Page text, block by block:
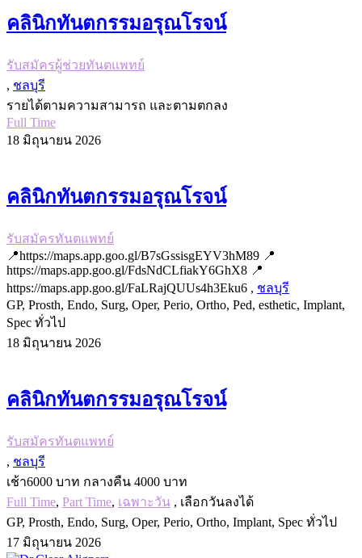
คลินิกทันตกรรมอรุณโรจน์
รับสมัครผู้ช่วยทันตแพทย์
, ชลบุรี
รายได้ตามความสามารถ และตามตกลง
Full Time
18 มิถุนายน 2026
คลินิกทันตกรรมอรุณโรจน์
รับสมัครทันตแพทย์
📍https://maps.app.goo.gl/B7sGssisgEYV3hM89 📍
https://maps.app.goo.gl/FdsNdCLfiakY6GhX8 📍
https://maps.app.goo.gl/FaLRajQUUs4h3Eku6 , ชลบุรี
GP, Prosth, Endo, Surg, Oper, Perio, Ortho, Ped, esthetic, Implant,
Spec ทั่วไป
18 มิถุนายน 2026
คลินิกทันตกรรมอรุณโรจน์
รับสมัครทันตแพทย์
, ชลบุรี
เช้า6000 บาท กลางคืน 4000 บาท
Full Time, Part Time, เฉพาะวัน , เลือกวันลงได้
GP, Prosth, Endo, Surg, Oper, Perio, Ortho, Implant, Spec ทั่วไป
17 มิถุนายน 2026